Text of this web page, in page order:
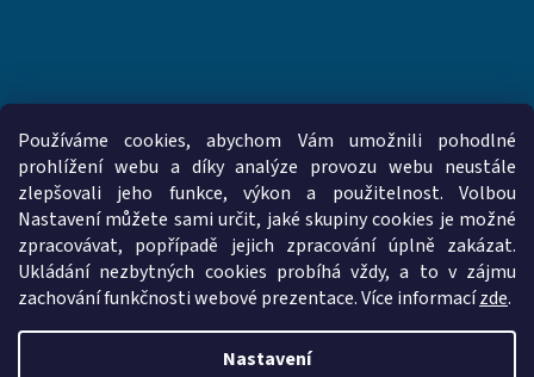
Používáme cookies, abychom Vám umožnili pohodlné
prohlížení webu a díky analýze provozu webu neustále
zlepšovali jeho funkce, výkon a použitelnost. Volbou
Nastavení můžete sami určit, jaké skupiny cookies je možné
zpracovávat, popřípadě jejich zpracování úplně zakázat.
Ukládání nezbytných cookies probíhá vždy, a to v zájmu
zachování funkčnosti webové prezentace. Více informacízde.
Nastavení
www.vzduchotechnika-ventilatory.cz www.palmat.cz
Vytvořil Shoptet